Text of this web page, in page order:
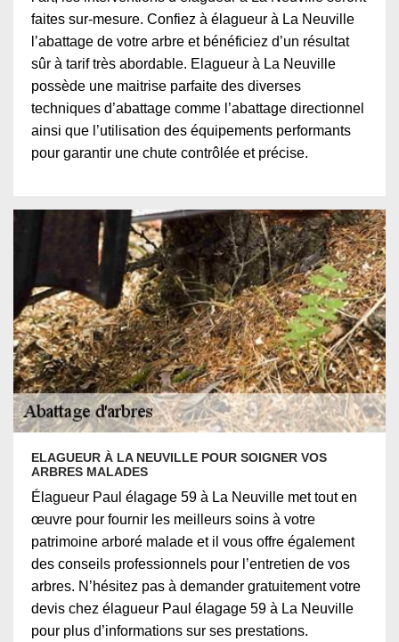
faites sur-mesure. Confiez à élagueur à La Neuville
l’abattage de votre arbre et bénéficiez d’un résultat
sûr à tarif très abordable. Elagueur à La Neuville
possède une maitrise parfaite des diverses
techniques d’abattage comme l’abattage directionnel
ainsi que l’utilisation des équipements performants
pour garantir une chute contrôlée et précise.
ELAGUEUR À LA NEUVILLE POUR SOIGNER VOS
ARBRES MALADES
Élagueur Paul élagage 59 à La Neuville met tout en
œuvre pour fournir les meilleurs soins à votre
patrimoine arboré malade et il vous offre également
des conseils professionnels pour l’entretien de vos
arbres. N’hésitez pas à demander gratuitement votre
devis chez élagueur Paul élagage 59 à La Neuville
pour plus d’informations sur ses prestations.